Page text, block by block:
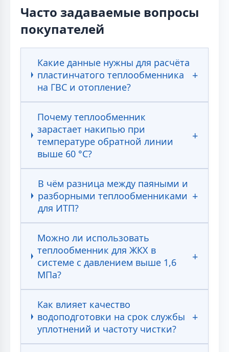
Часто задаваемые вопросы
покупателей
Какие данные нужны для расчёта
пластинчатого теплообменника
на ГВС и отопление?
Почему теплообменник
зарастает накипью при
температуре обратной линии
выше 60 °С?
В чём разница между паяными и
разборными теплообменниками
для ИТП?
Можно ли использовать
теплообменник для ЖКХ в
системе с давлением выше 1,6
МПа?
Как влияет качество
водоподготовки на срок службы
уплотнений и частоту чистки?